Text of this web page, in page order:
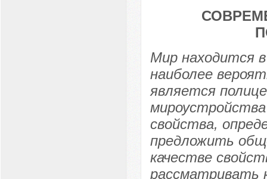
Мир находится
наиболее
является
свойства,
предложить
качестве
рассматривать